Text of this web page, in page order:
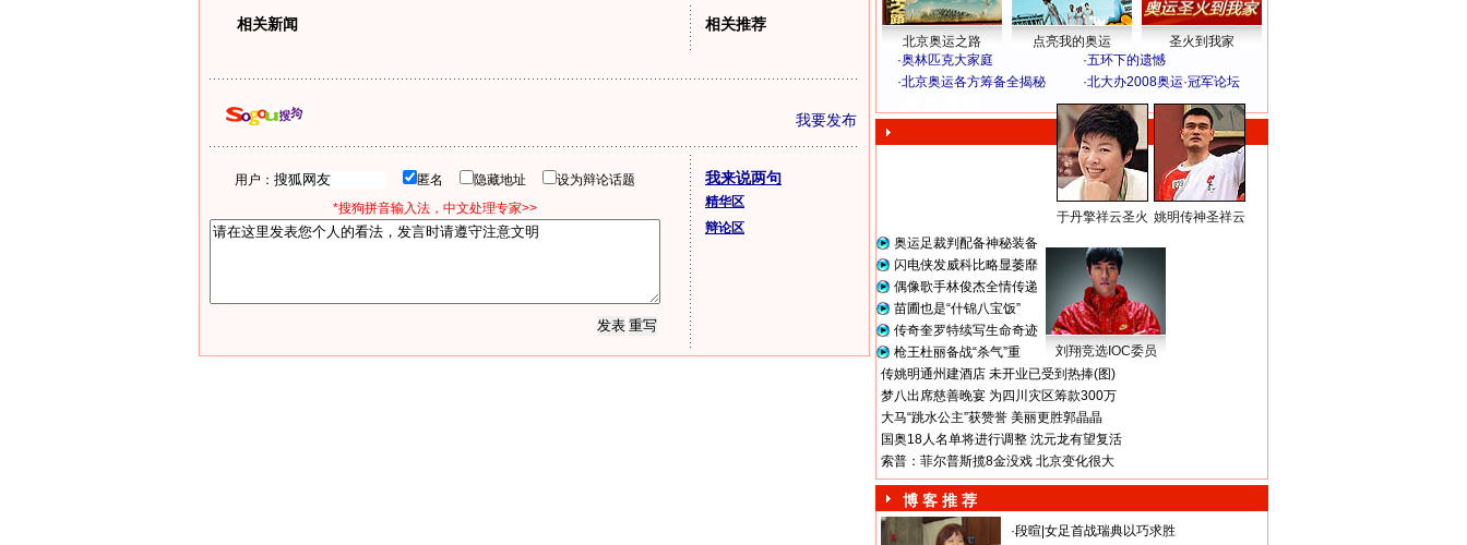
相关新闻 相关推荐
我要发布
用户： 匿名 隐藏地址
设为辩论话题
*搜狗拼音输入法，中文处理专家>>
我来说两句
精华区
辩论区
北京奥运之路 点亮我的奥运
圣火到我家
·奥林匹克大家庭 ·五环下的遗憾
·北京奥运各方筹备全揭秘 ·北大办2008奥运·冠军论坛
于丹擎祥云圣火 姚明传神圣祥云
奥运足裁判配备神秘装备
闪电侠发威科比略显萎靡
偶像歌手林俊杰全情传递
苗圃也是“什锦八宝饭”
传奇奎罗特续写生命奇迹
枪王杜丽备战“杀气”重
刘翔竞选IOC委员
传姚明通州建酒店 未开业已受到热捧(图)
梦八出席慈善晚宴 为四川灾区筹款300万
大马“跳水公主”获赞誉 美丽更胜郭晶晶
国奥18人名单将进行调整 沈元龙有望复活
索普：菲尔普斯揽8金没戏 北京变化很大
博 客 推 荐
·段暄 女足首战瑞典以巧求胜